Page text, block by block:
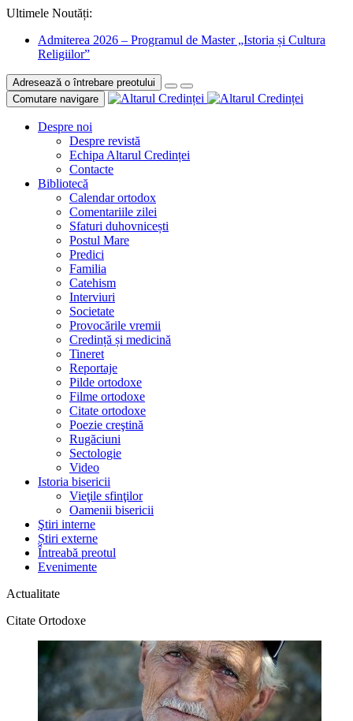
Ultimele Noutăți:
Admiterea 2026 – Programul de Master „Istoria și Cultura
Religiilor”
Adresează o întrebare preotului
Comutare navigare
Despre noi
Despre revistă
Echipa Altarul Credinței
Contacte
Bibliotecă
Calendar ortodox
Comentariile zilei
Sfaturi duhovnicești
Postul Mare
Predici
Familia
Catehism
Interviuri
Societate
Provocările vremii
Credință și medicină
Tineret
Reportaje
Pilde ortodoxe
Filme ortodoxe
Citate ortodoxe
Poezie creştină
Rugăciuni
Sectologie
Video
Istoria bisericii
Vieţile sfinţilor
Oamenii bisericii
Ştiri interne
Știri externe
Întreabă preotul
Evenimente
Actualitate
Citate Ortodoxe